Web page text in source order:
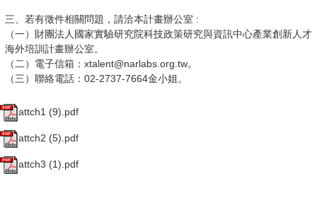
三、若有徵件相關問題，請洽本計畫辦公室 :
（一）財團法人國家實驗研究院科技政策研究與資訊中心產業創新人才
海外培訓計畫辦公室。
（二）電子信箱：xtalent@narlabs.org.tw。
（三）聯絡電話：02-2737-7664金小姐。
attch1 (9).pdf
attch2 (5).pdf
attch3 (1).pdf